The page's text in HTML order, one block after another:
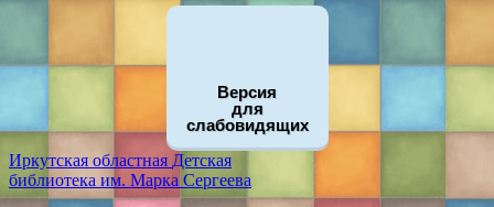
Версия
для
слабовидящих
Иркутская областная Детская
библиотека им. Марка Сергеева